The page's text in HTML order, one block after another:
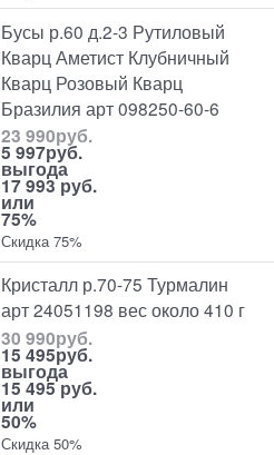
Бусы р.60 д.2-3 Рутиловый
Кварц Аметист Клубничный
Кварц Розовый Кварц
Бразилия арт 098250-60-6
23 990руб.
5 997руб.
выгода
17 993 руб.
или
75%
Скидка 75%
Кристалл р.70-75 Турмалин
арт 24051198 вес около 410 г
30 990руб.
15 495руб.
выгода
15 495 руб.
или
50%
Скидка 50%